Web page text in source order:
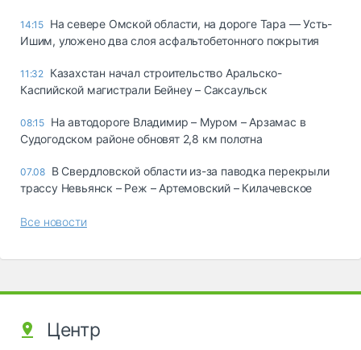
14:15 На севере Омской области, на дороге Тара — Усть-
Ишим, уложено два слоя асфальтобетонного покрытия
11:32 Казахстан начал строительство Аральско-
Каспийской магистрали Бейнеу – Саксаульск
08:15 На автодороге Владимир – Муром – Арзамас в
Судогодском районе обновят 2,8 км полотна
07.08 В Свердловской области из-за паводка перекрыли
трассу Невьянск – Реж – Артемовский – Килачевское
Все новости
Центр